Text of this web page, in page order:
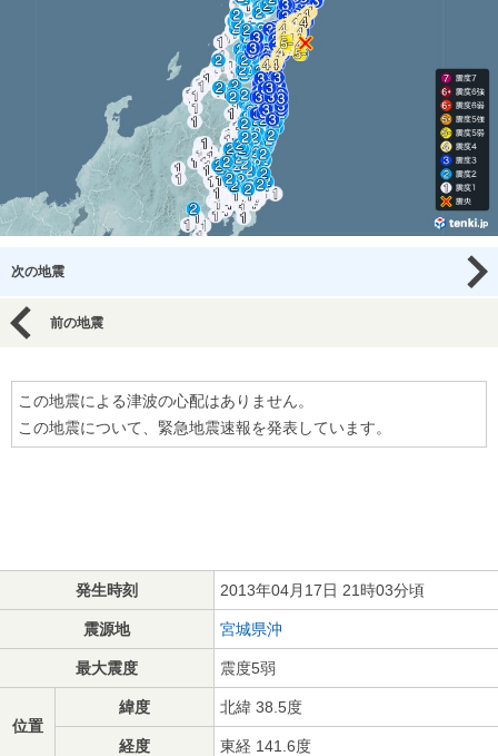
次の地震
前の地震
この地震による津波の心配はありません。
この地震について、緊急地震速報を発表しています。
発生時刻 2013年04月17日 21時03分頃
震源地 宮城県沖
最大震度 震度5弱
位置
緯度 北緯 38.5度
経度 東経 141.6度